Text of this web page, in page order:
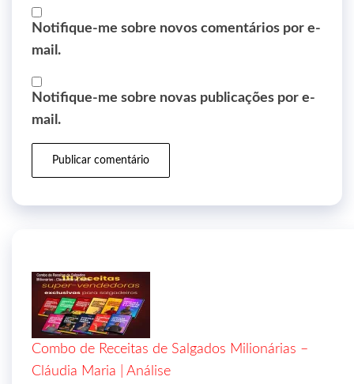
Notifique-me sobre novos comentários por e-
mail.
Notifique-me sobre novas publicações por e-
mail.
Combo de Receitas de Salgados Milionárias –
Cláudia Maria | Análise